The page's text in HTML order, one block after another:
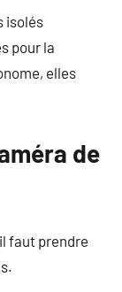
isolés
pour la
elles
de
faut prendre